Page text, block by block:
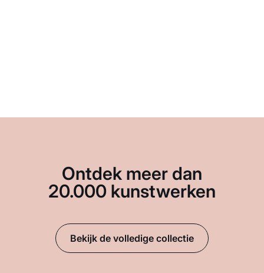
Ontdek meer dan
20.000 kunstwerken
Bekijk de volledige collectie